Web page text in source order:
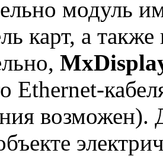
модуль
карт, а
Ethernet-
возможен).